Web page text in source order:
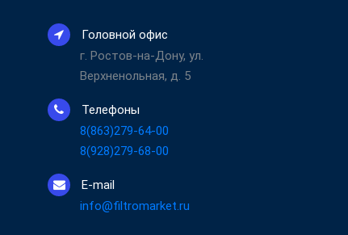
Головной офис
г. Ростов-на-Дону, ул.
Верхненольная, д. 5
Телефоны
8(863)279-64-00
8(928)279-68-00
E-mail
info@filtromarket.ru